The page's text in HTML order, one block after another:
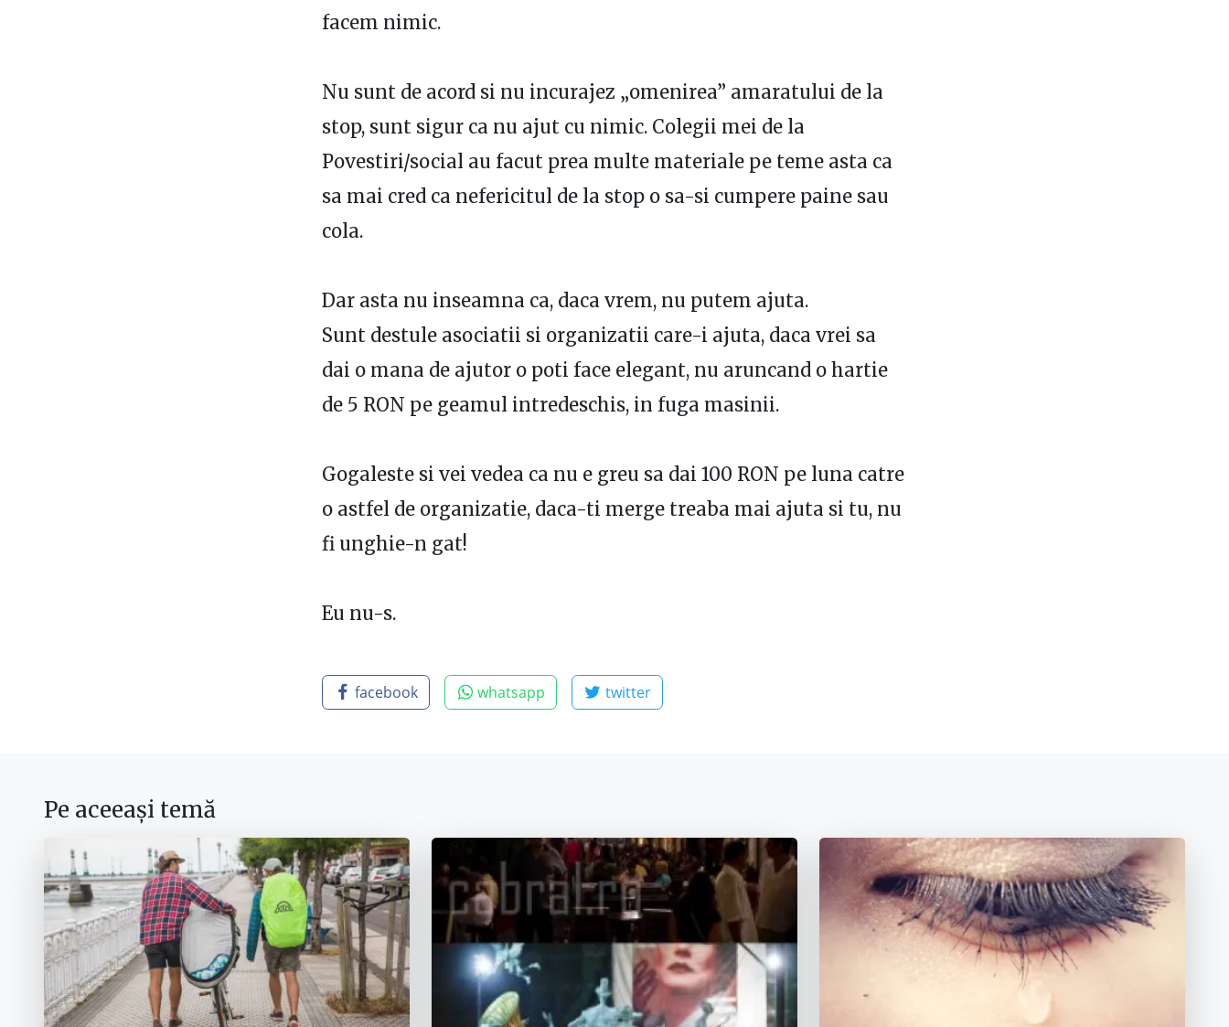
facem nimic.
Nu sunt de acord si nu incurajez „omenirea” amaratului de la
stop, sunt sigur ca nu ajut cu nimic. Colegii mei de la
Povestiri/social au facut prea multe materiale pe teme asta ca
sa mai cred ca nefericitul de la stop o sa-si cumpere paine sau
cola.
Dar asta nu inseamna ca, daca vrem, nu putem ajuta.
Sunt destule asociatii si organizatii care-i ajuta, daca vrei sa
dai o mana de ajutor o poti face elegant, nu aruncand o hartie
de 5 RON pe geamul intredeschis, in fuga masinii.
Gogaleste si vei vedea ca nu e greu sa dai 100 RON pe luna catre
o astfel de organizatie, daca-ti merge treaba mai ajuta si tu, nu
fi unghie-n gat!
Eu nu-s.
facebook whatsapp twitter
Pe aceeași temă